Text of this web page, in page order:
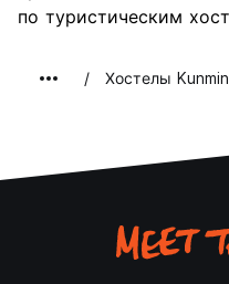
по туристическим
Хостелы